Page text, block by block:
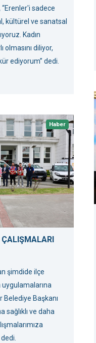
“Erenler'i sadece
kültürel ve sanatsal
Kadın
olmasını diliyor,
ediyorum” dedi.
Haber
ÇALIŞMALARI
şimdide ilçe
Belediye Başkanı
sağlıklı ve daha